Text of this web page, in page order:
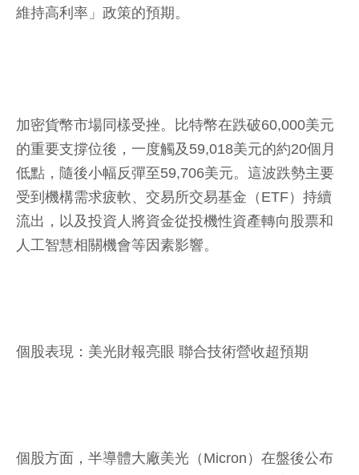
維持高利率」政策的預期。
加密貨幣市場同樣受挫。比特幣在跌破60,000美元
的重要支撐位後，一度觸及59,018美元的約20個月
低點，隨後小幅反彈至59,706美元。這波跌勢主要
受到機構需求疲軟、交易所交易基金（ETF）持續
流出，以及投資人將資金從投機性資產轉向股票和
人工智慧相關機會等因素影響。
個股表現：美光財報亮眼 聯合技術營收超預期
個股方面，半導體大廠美光（Micron）在盤後公布